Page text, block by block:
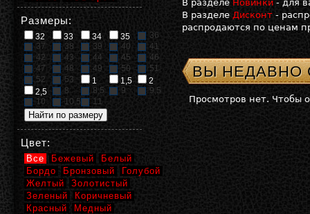
В разделе Новинки - для
В разделе Дисконт-
распродаются по ценам
ВЫ НЕДАВНО
Просмотров нет. Чтобы
Размеры:
32 33 34 35
36
37
38 39 40
41
42
43 44 45
46
47
48 49 50
51
52
53 1 1,5
2
2,5
8 8,5 9
9,5
10
10,5 11
Цвет:
Все Бежевый
Белый
Бордо
Бронзовый
Голубой
Желтый
Золотистый
Зеленый
Коричневый
Красный
Медный